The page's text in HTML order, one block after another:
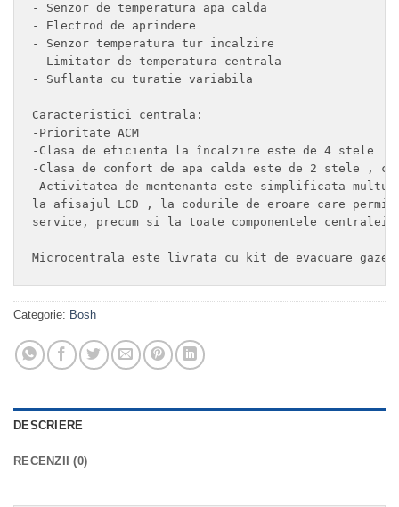
- Senzor de temperatura apa calda
- Electrod de aprindere
- Senzor temperatura tur incalzire
- Limitator de temperatura centrala
- Suflanta cu turatie variabila
Caracteristici centrala:
-Prioritate ACM
-Clasa de eficienta la încalzire este de 4 stele
-Clasa de confort de apa calda este de 2 stele ,
-Activitatea de mentenanta este simplificata
la afisajul LCD , la codurile de eroare care
service, precum si la toate componentele
Microcentrala este livrata cu kit de evacuare gaze
Categorie: Bosh
DESCRIERE
RECENZII (0)